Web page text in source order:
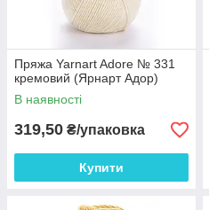
Пряжа Yarnart Adore № 331
кремовий (Ярнарт Адор)
В наявності
319,50 ₴/упаковка
Купити